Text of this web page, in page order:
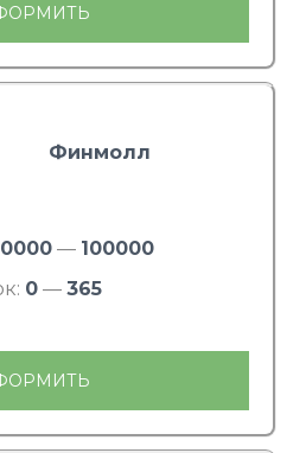
Финмолл
— 100000
0 — 365